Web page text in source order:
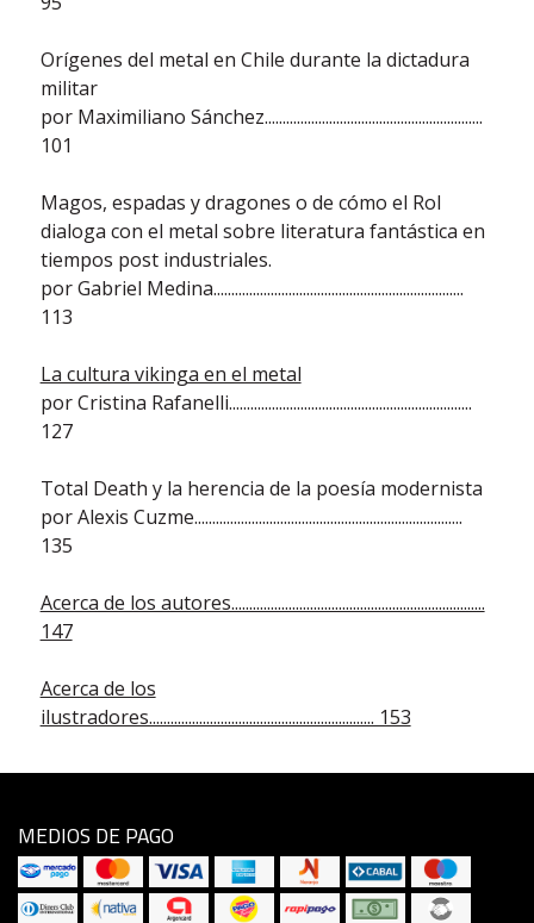
Orígenes del metal en Chile durante la dictadura
militar
por Maximiliano Sánchez.............................................................
101
Magos, espadas y dragones o de cómo el Rol
dialoga con el metal sobre literatura fantástica en
tiempos post industriales.
por Gabriel Medina......................................................................
113
La cultura vikinga en el metal
por Cristina Rafanelli....................................................................
127
Total Death y la herencia de la poesía modernista
por Alexis Cuzme...........................................................................
135
Acerca de los autores.......................................................................
147
Acerca de los
ilustradores............................................................... 153
MEDIOS DE PAGO